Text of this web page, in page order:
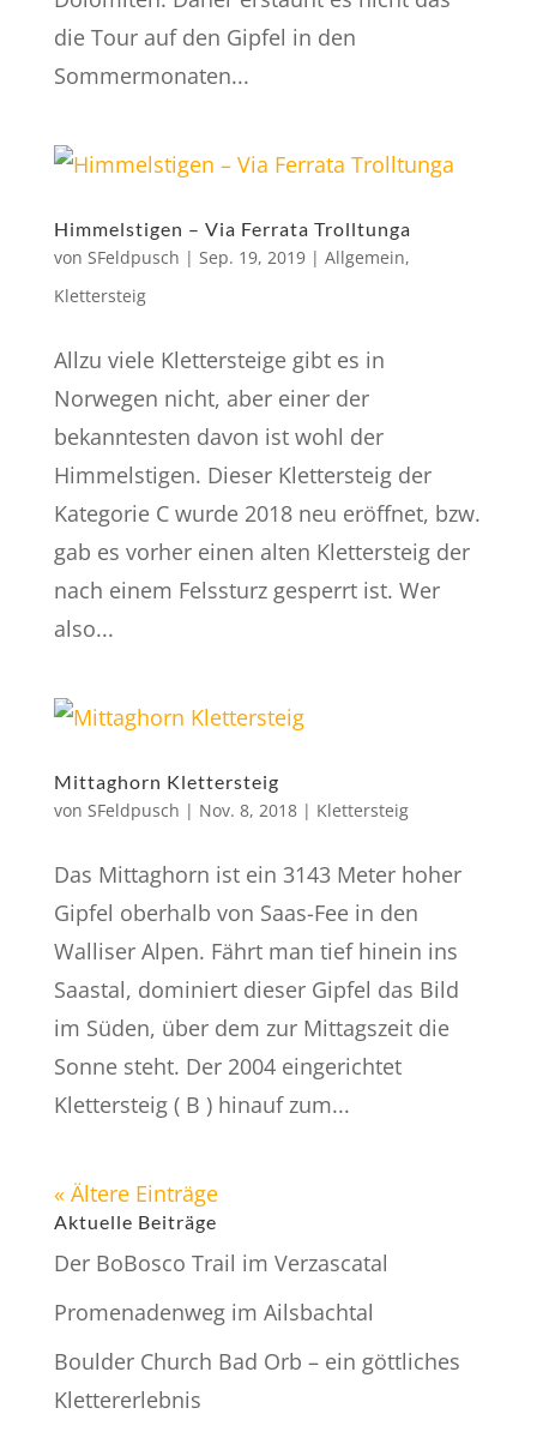
die Tour auf den Gipfel in den
Sommermonaten...
Himmelstigen – Via Ferrata Trolltunga
von SFeldpusch | Sep. 19, 2019| Allgemein,
Klettersteig
Allzu viele Klettersteige gibt es in
Norwegen nicht, aber einer der
bekanntesten davon ist wohl der
Himmelstigen. Dieser Klettersteig der
Kategorie C wurde 2018 neu eröffnet, bzw.
gab es vorher einen alten Klettersteig der
nach einem Felssturz gesperrt ist. Wer
also...
Mittaghorn Klettersteig
von SFeldpusch | Nov. 8, 2018| Klettersteig
Das Mittaghorn ist ein 3143 Meter hoher
Gipfel oberhalb von Saas-Fee in den
Walliser Alpen. Fährt man tief hinein ins
Saastal, dominiert dieser Gipfel das Bild
im Süden, über dem zur Mittagszeit die
Sonne steht. Der 2004 eingerichtet
Klettersteig ( B ) hinauf zum...
« Ältere Einträge
Aktuelle Beiträge
Der BoBosco Trail im Verzascatal
Promenadenweg im Ailsbachtal
Boulder Church Bad Orb – ein göttliches
Klettererlebnis